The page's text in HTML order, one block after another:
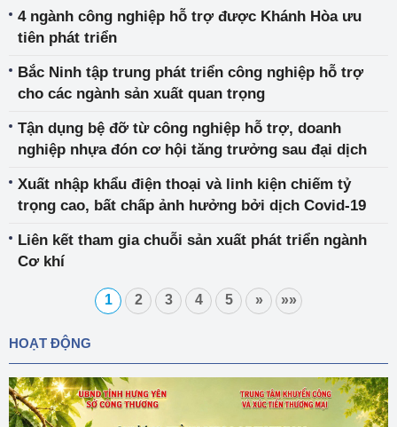
4 ngành công nghiệp hỗ trợ được Khánh Hòa ưu
tiên phát triển
Bắc Ninh tập trung phát triển công nghiệp hỗ trợ
cho các ngành sản xuất quan trọng
Tận dụng bệ đỡ từ công nghiệp hỗ trợ, doanh
nghiệp nhựa đón cơ hội tăng trưởng sau đại dịch
Xuất nhập khẩu điện thoại và linh kiện chiếm tỷ
trọng cao, bất chấp ảnh hưởng bởi dịch Covid-19
Liên kết tham gia chuỗi sản xuất phát triển ngành
Cơ khí
1 2 3 4 5 » »»
HOẠT ĐỘNG